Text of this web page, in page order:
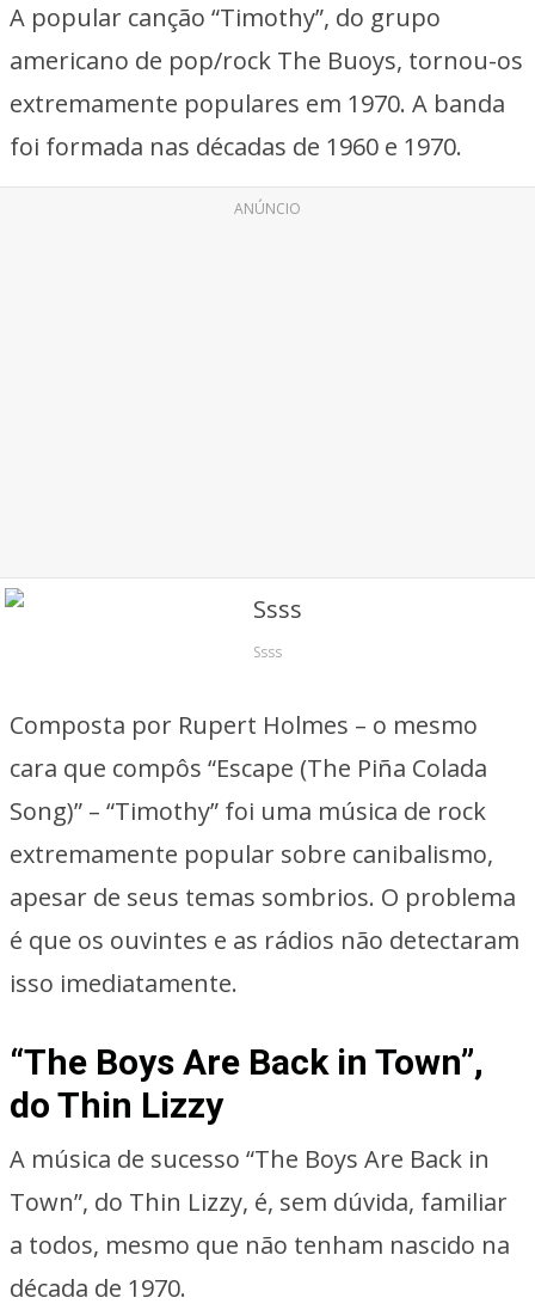
A popular canção “Timothy”, do grupo
americano de pop/rock The Buoys, tornou-os
extremamente populares em 1970. A banda
foi formada nas décadas de 1960 e 1970.
ANÚNCIO
Ssss
Composta por Rupert Holmes – o mesmo
cara que compôs “Escape (The Piña Colada
Song)” – “Timothy” foi uma música de rock
extremamente popular sobre canibalismo,
apesar de seus temas sombrios. O problema
é que os ouvintes e as rádios não detectaram
isso imediatamente.
“The Boys Are Back in Town”,
do Thin Lizzy
A música de sucesso “The Boys Are Back in
Town”, do Thin Lizzy, é, sem dúvida, familiar
a todos, mesmo que não tenham nascido na
década de 1970.